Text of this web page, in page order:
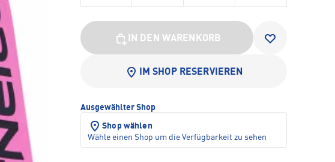
IN DEN WARENKORB
IM SHOP RESERVIEREN
Ausgewählter Shop
Shop wählen
Wähle einen Shop um die Verfügbarkeit zu sehen